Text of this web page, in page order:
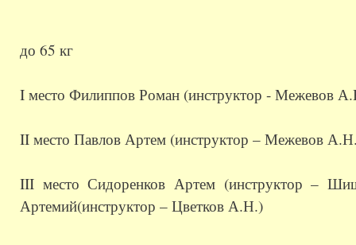
до 65 кг
I место Филиппов Роман (инструктор - Межевов
II место Павлов Артем (инструктор – Межевов
III место Сидоренков Артем (инструктор –
Артемий(инструктор – Цветков А.Н.)